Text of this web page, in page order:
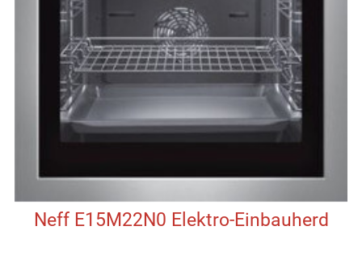
Neff E15M22N0 Elektro-Einbauherd